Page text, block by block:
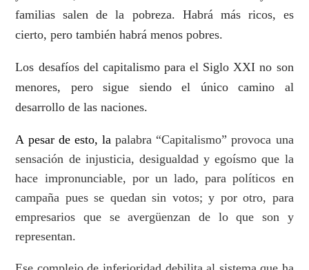
familias salen de la pobreza. Habrá más ricos, es
cierto, pero también habrá menos pobres.
Los desafíos del capitalismo para el Siglo XXI no son
menores, pero sigue siendo el único camino al
desarrollo de las naciones.
A pesar de esto, lapalabra “Capitalismo” provoca una
sensación de injusticia, desigualdad y egoísmo que la
hace impronunciable, por un lado, para políticos en
campaña pues se quedan sin votos; y por otro, para
empresarios que se avergüenzan de lo que son y
representan.